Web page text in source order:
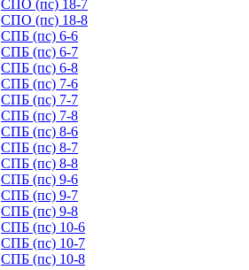
СПО (пс) 18-7
СПО (пс) 18-8
СПБ (пс) 6-6
СПБ (пс) 6-7
СПБ (пс) 6-8
СПБ (пс) 7-6
СПБ (пс) 7-7
СПБ (пс) 7-8
СПБ (пс) 8-6
СПБ (пс) 8-7
СПБ (пс) 8-8
СПБ (пс) 9-6
СПБ (пс) 9-7
СПБ (пс) 9-8
СПБ (пс) 10-6
СПБ (пс) 10-7
СПБ (пс) 10-8